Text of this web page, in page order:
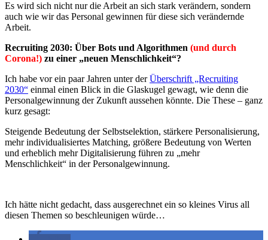
Es wird sich nicht nur die Arbeit an sich stark verändern, sondern
auch wie wir das Personal gewinnen für diese sich verändernde
Arbeit.
Recruiting 2030: Über Bots und Algorithmen (und durch
Corona!) zu einer „neuen Menschlichkeit“?
Ich habe vor ein paar Jahren unter derÜberschrift „Recruiting
2030“ einmal einen Blick in die Glaskugel gewagt, wie denn die
Personalgewinnung der Zukunft aussehen könnte. Die These – ganz
kurz gesagt:
Steigende Bedeutung der Selbstselektion, stärkere Personalisierung,
mehr individualisiertes Matching, größere Bedeutung von Werten
und erheblich mehr Digitalisierung führen zu „mehr
Menschlichkeit“ in der Personalgewinnung.
Ich hätte nicht gedacht, dass ausgerechnet ein so kleines Virus all
diesen Themen so beschleunigen würde…